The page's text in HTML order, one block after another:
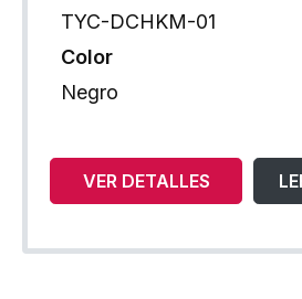
TYC-DCHKM-01
Color
Negro
VER DETALLES